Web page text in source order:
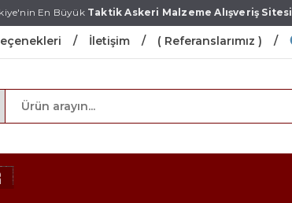
En BüyükTaktik Askeri Malzeme Alışveriş Sitesi
İletişim ( Referanslarımız )